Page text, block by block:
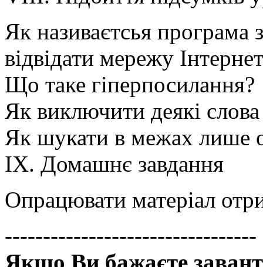
Як називаєтсья
відвідати мережу
Що таке гіперпосилання?
Як виключити деякі слова
Як шукати в межах лише
ІХ. Домашнє завдання
Опрацювати матеріал
---------------------------------
Якщо Ви бажаєте